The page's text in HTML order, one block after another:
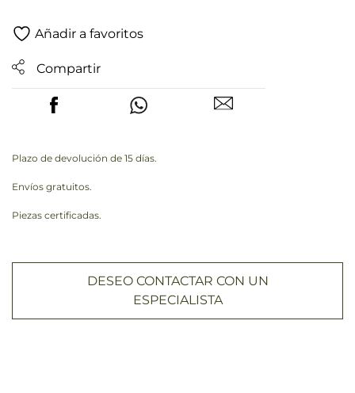
Añadir a favoritos
Compartir
Plazo de devolución de 15 días.
Envíos gratuitos.
Piezas certificadas.
DESEO CONTACTAR CON UN
ESPECIALISTA